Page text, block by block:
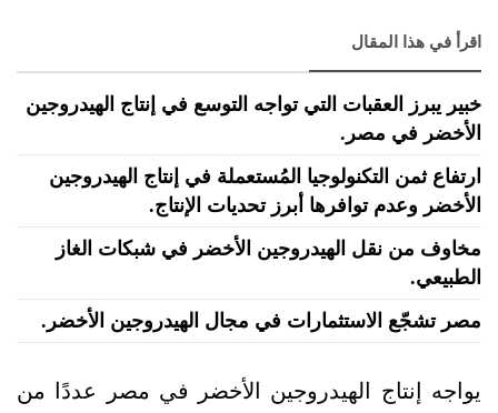
اقرأ في هذا المقال
خبير يبرز العقبات التي تواجه التوسع في إنتاج الهيدروجين
الأخضر في مصر.
ارتفاع ثمن التكنولوجيا المُستعملة في إنتاج الهيدروجين
الأخضر وعدم توافرها أبرز تحديات الإنتاج.
مخاوف من نقل الهيدروجين الأخضر في شبكات الغاز
الطبيعي.
مصر تشجّع الاستثمارات في مجال الهيدروجين الأخضر.
يواجه إنتاج الهيدروجين الأخضر في مصر عددًا من